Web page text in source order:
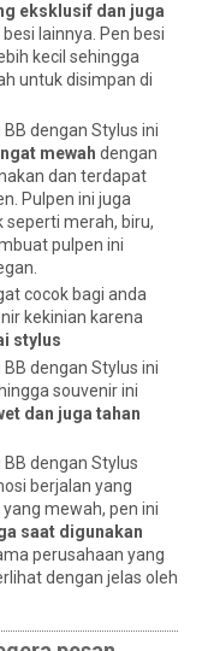
eksklusif dan juga
lainnya. Pen besi
kecil sehingga
untuk disimpan di
dengan Stylus ini
mewah dengan
dan terdapat
Pulpen ini juga
merah, biru,
pulpen ini
cocok bagi anda
kekinian karena
stylus
dengan Stylus ini
souvenir ini
dan juga tahan
dengan Stylus
berjalan yang
mewah, pen ini
saat digunakan
perusahaan yang
dengan jelas oleh